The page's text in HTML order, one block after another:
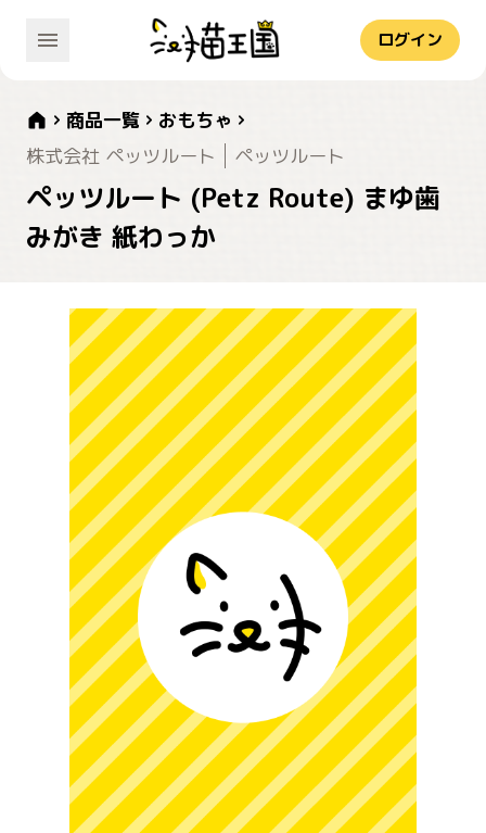
ログイン
商品一覧
おもちゃ
株式会社 ペッツルート
ペッツルート
ペッツルート (Petz Route) まゆ歯
みがき 紙わっか